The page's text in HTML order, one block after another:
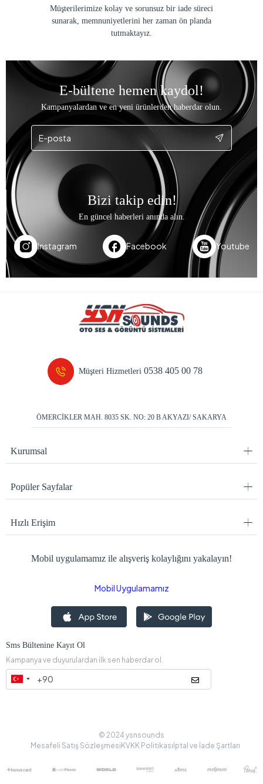
Müşterilerimize kolay ve sorunsuz bir iade süreci
sunarak, memnuniyetlerini her zaman ön planda
tutmaktayız.
E-bültene hemen kaydol!
Kampanyalardan ve en yeni ürünlerden haberdar olun.
Bizi takip edin!
En güncel haberleri anında alın.
Instagram Facebook Youtube
Müşteri Hizmetleri0538 405 00 78
ÖMERCİKLER MAH. 8035 SK. NO: 20 B AKYAZI/ SAKARYA
Kurumsal
Popüler Sayfalar
Hızlı Erişim
Mobil uygulamamız ile alışveriş kolaylığını yakalayın!
Mobil Uygulamamız
Sms Bültenine Kayıt Ol
Kampanya ve duyurulardan ilk sen haberdar ol.
© 2024 ysnsounds
Mesafeli Satış Sözleşmesi KVKK Politikasıİptal ve İade Şartları